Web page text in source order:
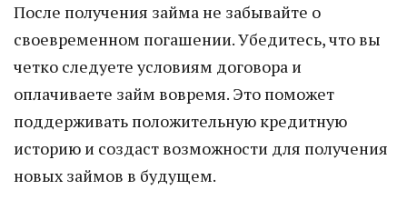
После получения займа не забывайте о
своевременном погашении. Убедитесь, что вы
четко следуете условиям договора и
оплачиваете займ вовремя. Это поможет
поддерживать положительную кредитную
историю и создаст возможности для получения
новых займов в будущем.